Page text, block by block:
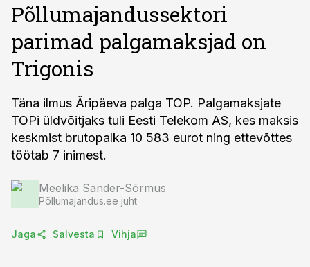
Põllumajandussektori
parimad palgamaksjad on
Trigonis
Täna ilmus Äripäeva palga TOP. Palgamaksjate
TOPi üldvõitjaks tuli Eesti Telekom AS, kes maksis
keskmist brutopalka 10 583 eurot ning ettevõttes
töötab 7 inimest.
Meelika Sander-Sõrmus
Põllumajandus.ee juht
Jaga Salvesta Vihja